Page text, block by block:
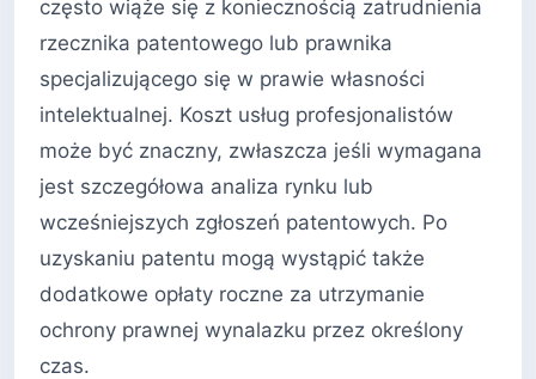
często wiąże się z koniecznością zatrudnienia
rzecznika patentowego lub prawnika
specjalizującego się w prawie własności
intelektualnej. Koszt usług profesjonalistów
może być znaczny, zwłaszcza jeśli wymagana
jest szczegółowa analiza rynku lub
wcześniejszych zgłoszeń patentowych. Po
uzyskaniu patentu mogą wystąpić także
dodatkowe opłaty roczne za utrzymanie
ochrony prawnej wynalazku przez określony
czas.